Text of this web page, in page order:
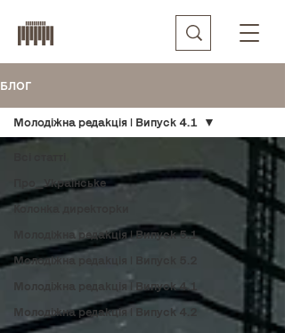
БЛОГ
Про_Українське
Колонка директорки
Молодіжна редакція | Випуск 5.1
Молодіжна редакція | Випуск 5.2
Молодіжна редакція | Випуск 4.1
Молодіжна редакція | Випуск 4.2
Молодіжна редакція | Випуск 4.1